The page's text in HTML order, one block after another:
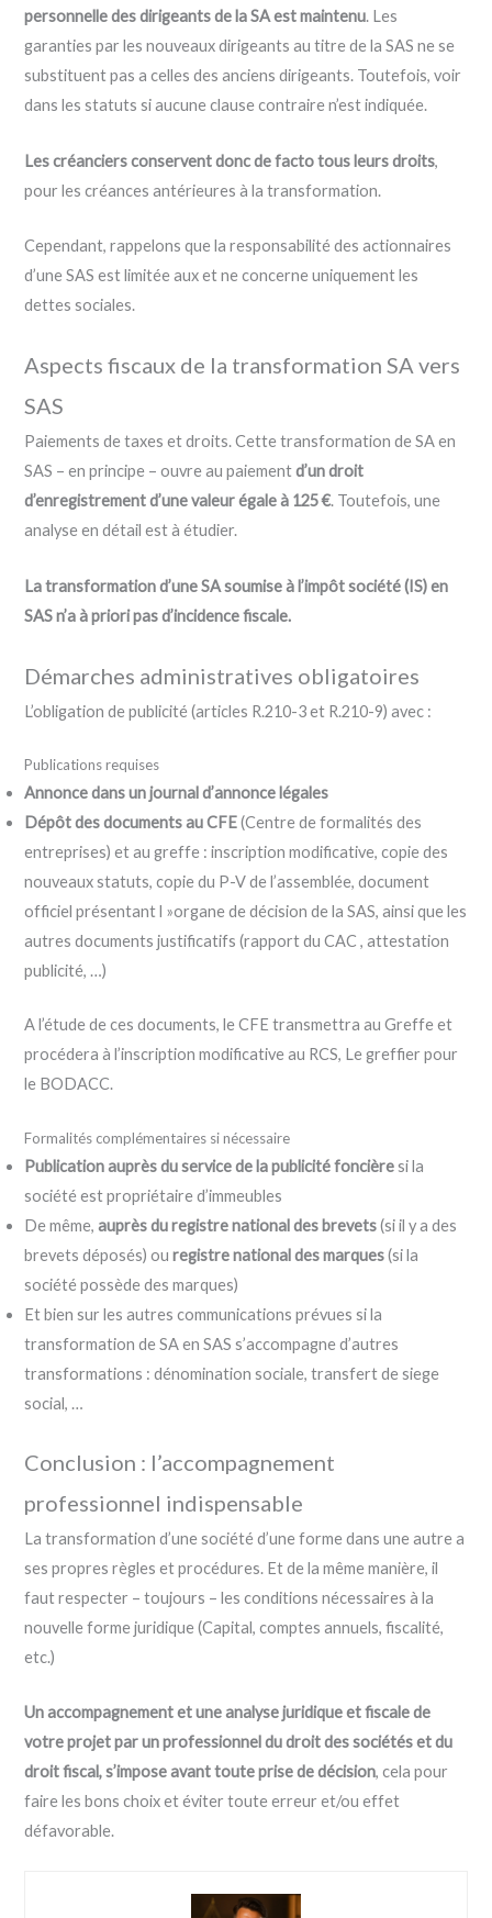
personnelle des dirigeants de la SA est maintenu. Les
garanties par les nouveaux dirigeants au titre de la SAS ne se
substituent pas a celles des anciens dirigeants. Toutefois, voir
dans les statuts si aucune clause contraire n’est indiquée.
Les créanciers conservent donc de facto tous leurs droits,
pour les créances antérieures à la transformation.
Cependant, rappelons que la responsabilité des actionnaires
d’une SAS est limitée aux et ne concerne uniquement les
dettes sociales.
Aspects fiscaux de la transformation SA vers
SAS
Paiements de taxes et droits. Cette transformation de SA en
SAS – en principe – ouvre au paiementd’un droit
d’enregistrement d’une valeur égale à 125 €. Toutefois, une
analyse en détail est à étudier.
La transformation d’une SA soumise à l’impôt société (IS) en
SAS n’a à priori pas d’incidence fiscale.
Démarches administratives obligatoires
L’obligation de publicité (articles R.210-3 et R.210-9) avec :
Publications requises
Annonce dans un journal d’annonce légales
Dépôt des documents au CFE(Centre de formalités des
entreprises) et au greffe : inscription modificative, copie des
nouveaux statuts, copie du P-V de l’assemblée, document
officiel présentant l »organe de décision de la SAS, ainsi que les
autres documents justificatifs (rapport du CAC , attestation
publicité, …)
A l’étude de ces documents, le CFE transmettra au Greffe et
procédera à l’inscription modificative au RCS, Le greffier pour
le BODACC.
Formalités complémentaires si nécessaire
Publication auprès du service de la publicité foncièresi la
société est propriétaire d’immeubles
De même,auprès du registre national des brevets(si il y a des
brevets déposés) ouregistre national des marques(si la
société possède des marques)
Et bien sur les autres communications prévues si la
transformation de SA en SAS s’accompagne d’autres
transformations : dénomination sociale, transfert de siege
social, …
Conclusion : l’accompagnement
professionnel indispensable
La transformation d’une société d’une forme dans une autre a
ses propres règles et procédures. Et de la même manière, il
faut respecter – toujours – les conditions nécessaires à la
nouvelle forme juridique (Capital, comptes annuels, fiscalité,
etc.)
Un accompagnement et une analyse juridique et fiscale de
votre projet par un professionnel du droit des sociétés et du
droit fiscal, s’impose avant toute prise de décision, cela pour
faire les bons choix et éviter toute erreur et/ou effet
défavorable.